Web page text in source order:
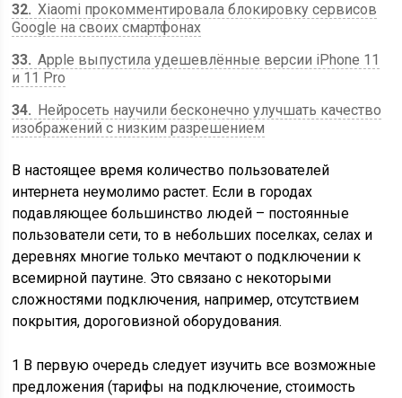
32 Xiaomi прокомментировала блокировку сервисов
Google на своих смартфонах
33 Apple выпустила удешевлённые версии iPhone 11
и 11 Pro
34
Нейросеть научили бесконечно улучшать качество
изображений с низким разрешением
В настоящее время количество пользователей
интернета неумолимо растет. Если в городах
подавляющее большинство людей – постоянные
пользователи сети, то в небольших поселках, селах и
деревнях многие только мечтают о подключении к
всемирной паутине. Это связано с некоторыми
сложностями подключения, например, отсутствием
покрытия, дороговизной оборудования.
1 В первую очередь следует изучить все возможные
предложения (тарифы на подключение, стоимость